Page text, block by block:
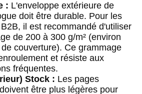
: L'enveloppe extérieure de
doit être durable. Pour les
il est recommandé d'utiliser
de 200 à 300 g/m² (environ
couverture). Ce grammage
et résiste aux
fréquentes.
Stock : Les pages
être plus légères pour